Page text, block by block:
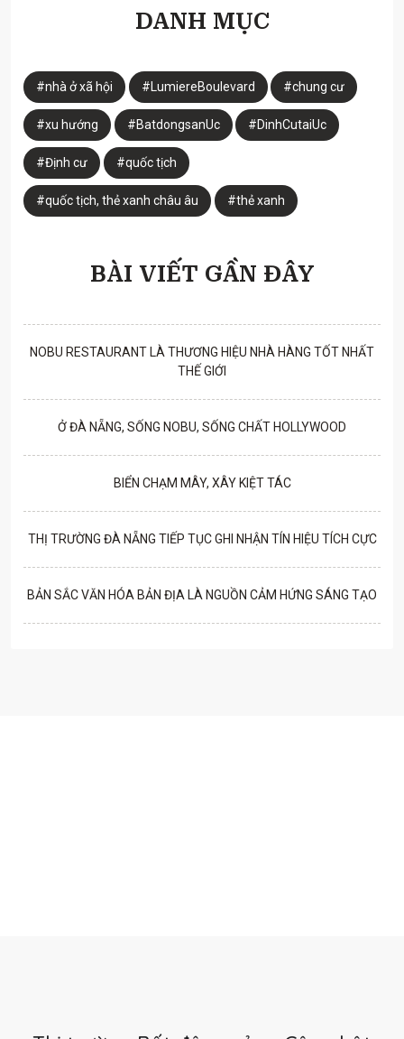
DANH MỤC
#nhà ở xã hội #LumiereBoulevard #chung cư
#xu hướng #BatdongsanUc #DinhCutaiUc
#Định cư #quốc tịch
#quốc tịch, thẻ xanh châu âu #thẻ xanh
BÀI VIẾT GẦN ĐÂY
NOBU RESTAURANT LÀ THƯƠNG HIỆU NHÀ HÀNG TỐT NHẤT
THẾ GIỚI
Ở ĐÀ NẴNG, SỐNG NOBU, SỐNG CHẤT HOLLYWOOD
BIỂN CHẠM MÂY, XÂY KIỆT TÁC
THỊ TRƯỜNG ĐÀ NẴNG TIẾP TỤC GHI NHẬN TÍN HIỆU TÍCH CỰC
BẢN SẮC VĂN HÓA BẢN ĐỊA LÀ NGUỒN CẢM HỨNG SÁNG TẠO